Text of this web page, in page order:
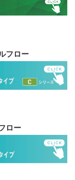
フロー
ロー